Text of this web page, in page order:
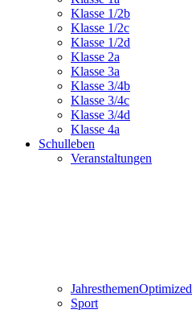
Klasse 1/2b
Klasse 1/2c
Klasse 1/2d
Klasse 2a
Klasse 3a
Klasse 3/4b
Klasse 3/4c
Klasse 3/4d
Klasse 4a
Schulleben
Veranstaltungen
JahresthemenOptimized
Sport